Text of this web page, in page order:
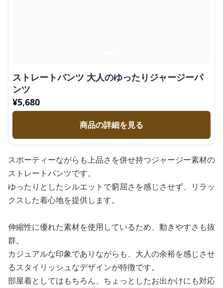
ストレートパンツ 大人のゆったりジャージーパ
ンツ
¥5,680
商品の詳細を見る
スポーティーながらも上品さを併せ持つジャージー素材の
ストレートパンツです。
ゆったりとしたシルエットで窮屈さを感じさせず、リラッ
クスした着心地を提供します。
伸縮性に優れた素材を使用しているため、動きやすさも抜
群。
カジュアルな印象でありながらも、大人の余裕を感じさせ
るスタイリッシュなデザインが特徴です。
部屋着としてはもちろん、ちょっとしたお出かけにも対応